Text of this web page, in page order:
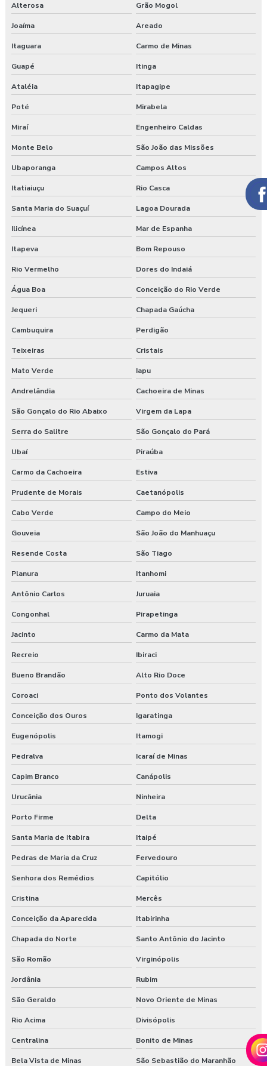
Alterosa Grão Mogol
Joaíma Areado
Itaguara Carmo de Minas
Guapé Itinga
Ataléia Itapagipe
Poté Mirabela
Miraí Engenheiro Caldas
Monte Belo São João das Missões
Ubaporanga Campos Altos
Itatiaiuçu Rio Casca
Santa Maria do Suaçuí Lagoa Dourada
Ilicínea Mar de Espanha
Itapeva Bom Repouso
Rio Vermelho Dores do Indaiá
Água Boa Conceição do Rio Verde
Jequeri Chapada Gaúcha
Cambuquira Perdigão
Teixeiras Cristais
Mato Verde Iapu
Andrelândia Cachoeira de Minas
São Gonçalo do Rio Abaixo Virgem da Lapa
Serra do Salitre São Gonçalo do Pará
Ubaí Piraúba
Carmo da Cachoeira Estiva
Prudente de Morais Caetanópolis
Cabo Verde Campo do Meio
Gouveia São João do Manhuaçu
Resende Costa São Tiago
Planura Itanhomi
Antônio Carlos Juruaia
Congonhal Pirapetinga
Jacinto Carmo da Mata
Recreio Ibiraci
Bueno Brandão Alto Rio Doce
Coroaci Ponto dos Volantes
Conceição dos Ouros Igaratinga
Eugenópolis Itamogi
Pedralva Icaraí de Minas
Capim Branco Canápolis
Urucânia Ninheira
Porto Firme Delta
Santa Maria de Itabira Itaipé
Pedras de Maria da Cruz Fervedouro
Senhora dos Remédios Capitólio
Cristina Mercês
Conceição da Aparecida Itabirinha
Chapada do Norte Santo Antônio do Jacinto
São Romão Virginópolis
Jordânia Rubim
São Geraldo Novo Oriente de Minas
Rio Acima Divisópolis
Centralina Bonito de Minas
Bela Vista de Minas São Sebastião do Maranhão